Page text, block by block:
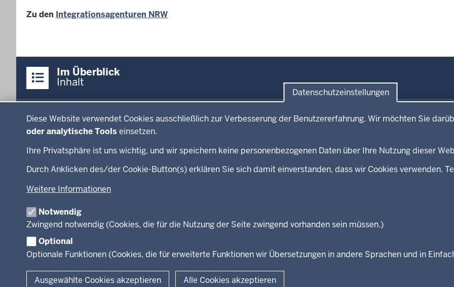
Datenschutzeinstellungen
Diese Website verwendet Cookies ausschließlich zur Verbesserung der Benutzererfahrung. Wir möchten Sie
oder analytische Tools einsetzen.
Ihre Privatsphäre ist uns wichtig, und wir speichern keine personenbezogenen Daten über Ihre Nutzung dieser
Durch Anklicken des/der Cookie-Button(s) erklären Sie sich damit einverstanden, dass wir Cookies verwenden.
Weitere Informationen
Notwendig
Zwingend notwendig (Cookies, die für die Nutzung der Seite zwingend vorhanden sein müssen.)
Optional
Optionale Funktionen (Cookies, die für erweiterte Funktionen wir Übersetzungen in andere Sprachen und in
Ausgewählte Cookies akzeptieren Alle Cookies akzeptieren
Zu den Integrationsagenturen NRW
Inhalte
Im Überblick
Inhalt
Menü
in
der
Menü
Ministerium
Jugend
Familie
Gleichstellung
Integration
Presse
Fotos
RSS-Feeds
Service
Newsletter
Kontakt
Instagram-Links